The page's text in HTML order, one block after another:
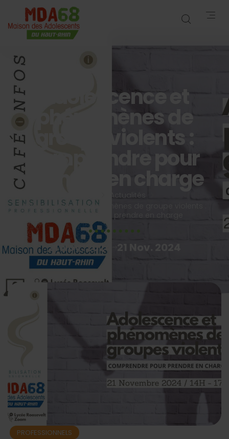
Adolescence et
phénomènes de
groupe violents :
comprendre pour
prendre en charge
Actualités
Adolescence et phénomènes de groupe violents :
comprendre pour prendre en charge
21 Nov. 2024
PROFESSIONNELS